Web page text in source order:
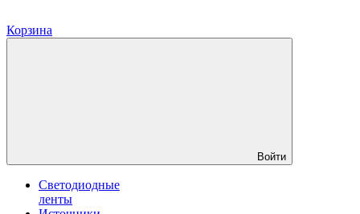
Корзина
Войти
Светодиодные
ленты